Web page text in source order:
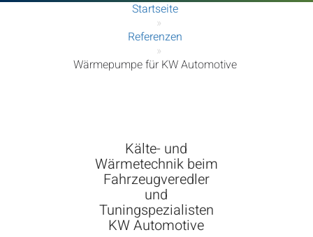
Startseite
»
Referenzen
»
Wärmepumpe für KW Automotive
Kälte- und
Wärmetechnik beim
Fahrzeugveredler
und
Tuningspezialisten
KW Automotive